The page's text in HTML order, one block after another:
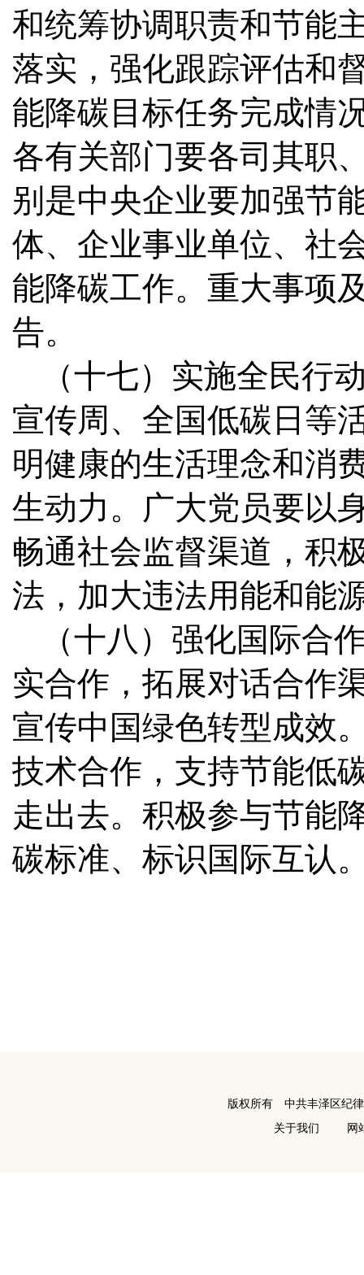
和统筹协调职责和节能
落实，强化跟踪评估和
能降碳目标任务完成情
各有关部门要各司其职
别是中央企业要加强节
体、企业事业单位、社
能降碳工作。重大事项
告。
（十七）实施全民行
宣传周、全国低碳日等
明健康的生活理念和消
生动力。广大党员要以
畅通社会监督渠道，积
法，加大违法用能和能
（十八）强化国际合
实合作，拓展对话合作
宣传中国绿色转型成效
技术合作，支持节能低
走出去。积极参与节能
碳标准、标识国际互认
版权所有 中共丰泽区纪
关于我们
网